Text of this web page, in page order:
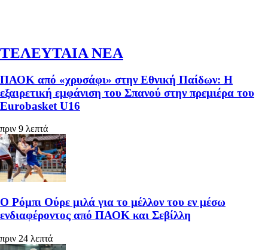
ΤΕΛΕΥΤΑΙΑ ΝΕΑ
ΠΑΟΚ από «χρυσάφι» στην Εθνική Παίδων: Η
εξαιρετική εμφάνιση του Σπανού στην πρεμιέρα του
Eurobasket U16
πριν 9 λεπτά
Ο Ρόμπι Ούρε μιλά για το μέλλον του εν μέσω
ενδιαφέροντος από ΠΑΟΚ και Σεβίλλη
πριν 24 λεπτά